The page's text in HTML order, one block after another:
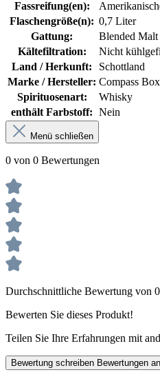
Fassreifung(en):
Flaschengröße(n): 0,7 Liter
Gattung:
Blended
Kältefiltration:
Nicht
Land / Herkunft:
Schottland
Marke / Hersteller: Compass Box
Spirituosenart:
Whisky
enthält Farbstoff: Nein
Menü schließen
0 von 0 Bewertungen
Durchschnittliche Bewertung von
Bewerten Sie dieses Produkt!
Teilen Sie Ihre Erfahrungen mit
Bewertung schreiben Bewertungen